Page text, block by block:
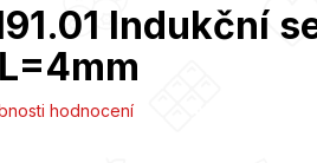
Indukční
hodnocení